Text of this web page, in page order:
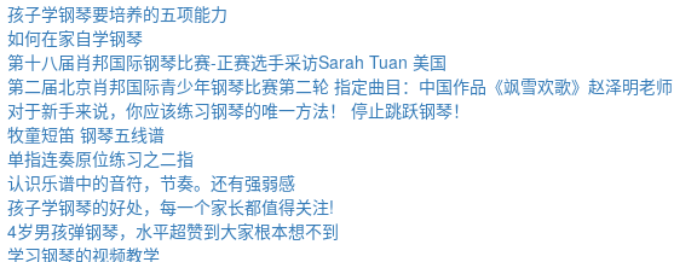
孩子学钢琴要培养的五项能力
如何在家自学钢琴
第十八届肖邦国际钢琴比赛-正赛选手采访Sarah Tuan 美国
第二届北京肖邦国际青少年钢琴比赛第二轮 指定曲目：中国作品《飒雪欢歌》赵泽明老师
对于新手来说，你应该练习钢琴的唯一方法！ 停止跳跃钢琴！
牧童短笛 钢琴五线谱
单指连奏原位练习之二指
认识乐谱中的音符，节奏。还有强弱感
孩子学钢琴的好处，每一个家长都值得关注!
4岁男孩弹钢琴，水平超赞到大家根本想不到
学习钢琴的视频教学